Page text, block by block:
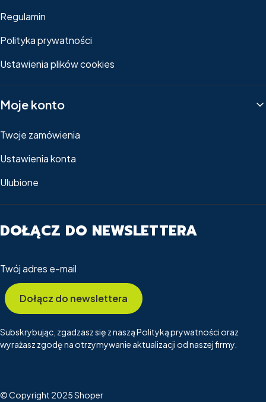
Regulamin
Polityka prywatności
Ustawienia plików cookies
Moje konto
Twoje zamówienia
Ustawienia konta
Ulubione
DOŁĄCZ DO NEWSLETTERA
Twój adres e-mail
Dołącz do newslettera
Subskrybując, zgadzasz się z naszą Polityką prywatności oraz
wyrażasz zgodę na otrzymywanie aktualizacji od naszej firmy.
© Copyright 2025Shoper